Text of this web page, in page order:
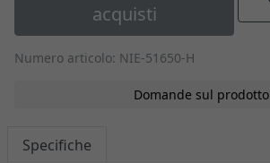
acquisti
Numero articolo: NIE-51650-H
Domande sul prodotto
Specifiche